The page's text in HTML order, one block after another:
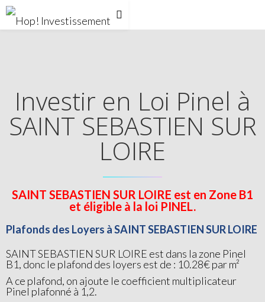
Investir en Loi Pinel à
SAINT SEBASTIEN SUR
LOIRE
SAINT SEBASTIEN SUR LOIRE est en Zone B1
et éligible à la loi PINEL.
Plafonds des Loyers à SAINT SEBASTIEN SUR LOIRE
SAINT SEBASTIEN SUR LOIRE est dans la zone Pinel
B1, donc le plafond des loyers est de : 10.28€ par m²
A ce plafond, on ajoute le coefficient multiplicateur
Pinel plafonné à 1,2.